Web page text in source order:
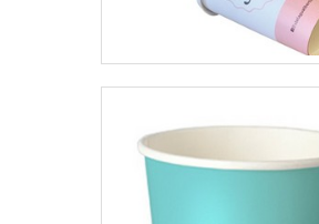
equipamentos
profissionais
positiva no mercado
idoneidade em tudo
onde garante o
clientes de ponta a ponta.